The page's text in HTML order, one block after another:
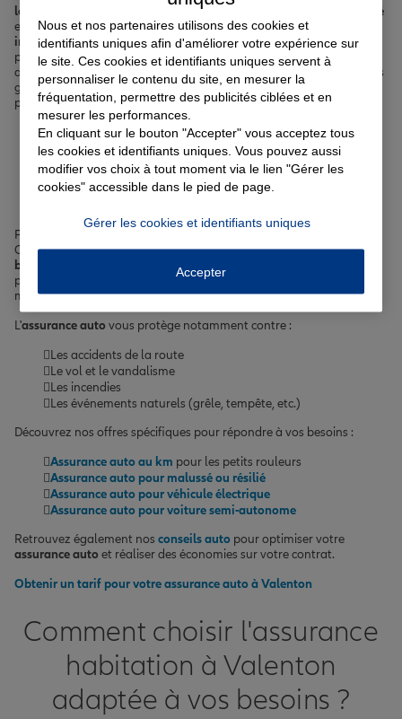
logement
assurance habitation
préserver votre santé
en souscrivant unecomplémentaire santéetsécuriser vos projets
immobiliersavec notreassurance prêt immobilier. Nos agents,
présents dans nos agences de Valenton et des communes
avoisinantes, sont à votre écoute pour vous guider dans le choix des
garanties les plus pertinentes en fonction de votre situation
personnelle et familiale.
Votre assurance auto, moto
ou scooter à Valenton
Pour vos déplacements dans les rues de
, comme la rue du
Colonel Fabien ou l'avenue Guy Môquet,il est essentiel de
bénéficier d'une assurance fiable pour votre véhicule
proposons des formules sur mesure, que vous circuliez en voiture, à
moto ou en scooter.
L'assurance auto vous protège notamment contre :
Les accidents de la route
Le vol et le vandalisme
Les incendies
Les événements naturels (grêle, tempête, etc.)
Découvrez nos offres spécifiques pour répondre à vos besoins :
Assurance auto au km pour les petits rouleurs
Assurance auto pour malussé ou résilié
Assurance auto pour véhicule électrique
Assurance auto pour voiture semi-autonome
Retrouvez également nos conseils auto pour optimiser votre
assurance auto et réaliser des économies sur votre contrat.
Obtenir un tarif pour votre assurance auto à Valenton
Comment choisir l'assurance
habitation à Valenton
adaptée à vos besoins ?
Nous et nos partenaires utilisons des cookies et
identifiants uniques afin d'améliorer votre expérience sur
le site. Ces cookies et identifiants uniques servent à
personnaliser le contenu du site, en mesurer la
fréquentation, permettre des publicités ciblées et en
mesurer les performances.
En cliquant sur le bouton "Accepter" vous acceptez tous
les cookies et identifiants uniques. Vous pouvez aussi
modifier vos choix à tout moment via le lien "Gérer les
cookies" accessible dans le pied de page.
Gérer les cookies et identifiants uniques
Accepter